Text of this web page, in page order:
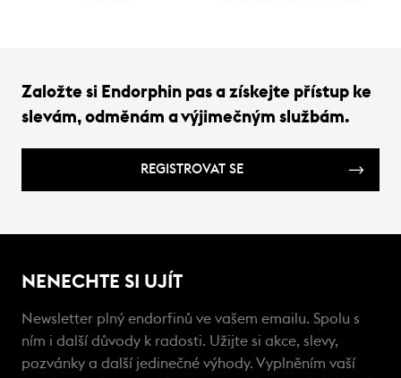
Založte si Endorphin pas a získejte přístup ke
slevám, odměnám a výjimečným službám.
REGISTROVAT SE
NENECHTE SI UJÍT
Newsletter plný endorfinů ve vašem emailu. Spolu s
ním i další důvody k radosti. Užijte si akce, slevy,
pozvánky a další jedinečné výhody. Vyplněním vaší